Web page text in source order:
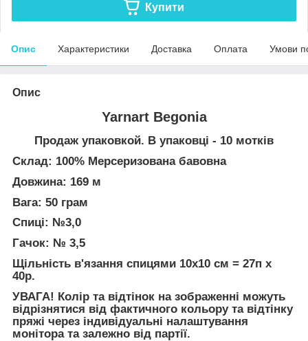
Купити
Опис Характеристики Доставка Оплата Умови
Опис
Yarnart Begonia
Продаж упаковкой. В упаковці - 10 мотків
Склад: 100% Мерсеризована бавовна
Довжина: 169 м
Вага: 50 грам
Спиці: №3,0
Гачок: № 3,5
Щільність в'язання спицями 10х10 см = 27п х
40р.
УВАГА! Колір та відтінок на зображенні можуть
відрізнятися від фактичного кольору та відтінку
пряжі через індивідуальні налаштування
монітора та залежно від партії.